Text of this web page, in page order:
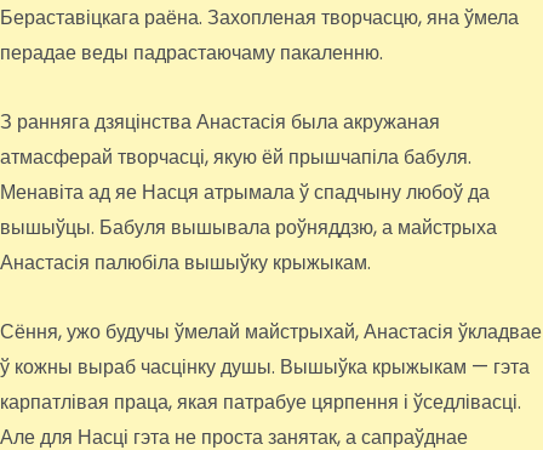
Бераставіцкага раёна. Захопленая творчасцю, яна ўмела
перадае веды падрастаючаму пакаленню.
З ранняга дзяцінства Анастасія была акружаная
атмасферай творчасці, якую ёй прышчапіла бабуля.
Менавіта ад яе Насця атрымала ў спадчыну любоў да
вышыўцы. Бабуля вышывала роўняддзю, а майстрыха
Анастасія палюбіла вышыўку крыжыкам.
Сёння, ужо будучы ўмелай майстрыхай, Анастасія ўкладвае
ў кожны выраб часцінку душы. Вышыўка крыжыкам — гэта
карпатлівая праца, якая патрабуе цярпення і ўседлівасці.
Але для Насці гэта не проста занятак, а сапраўднае